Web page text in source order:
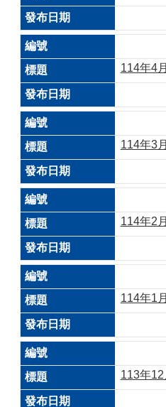
114年4
114年3
114年2
114年1
113年